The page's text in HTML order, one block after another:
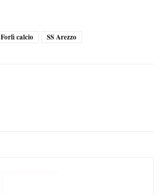
Forlì calcio SS Arezzo